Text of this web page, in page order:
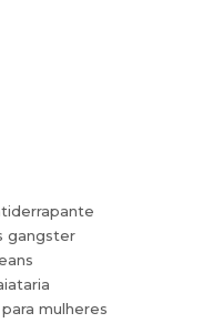
gangster
mulheres